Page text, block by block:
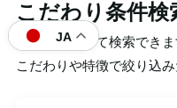
こだわり条件検
条件を指定して検索できま
こだわりや特徴で絞り込
JA